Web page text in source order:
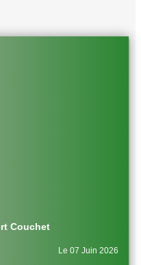
Couchet
Le 07 Juin 2026